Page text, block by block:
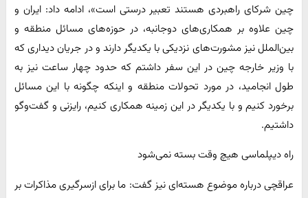
چین شرکای راهبردی هستند تعبیر درستی است»، ادامه داد: ایران و
چین علاوه بر همکاری‌های دوجانبه، در حوزه‌های مسائل منطقه و
بین‌الملل نیز مشورت‌های نزدیکی با یکدیگر دارند و در جریان دیداری که
با وزیر خارجه چین در این سفر داشتم که حدود چهار ساعت نیز به
طول انجامید، در مورد تحولات منطقه و اینکه چگونه با این مسائل
برخورد کنیم و با یکدیگر در این زمینه همکاری کنیم، رایزنی و گفت‌وگو
داشتیم.
راه دیپلماسی هیچ وقت بسته نمی‌شود
عراقچی درباره موضوع هسته‌ای نیز گفت: ما برای ازسرگیری مذاکرات بر